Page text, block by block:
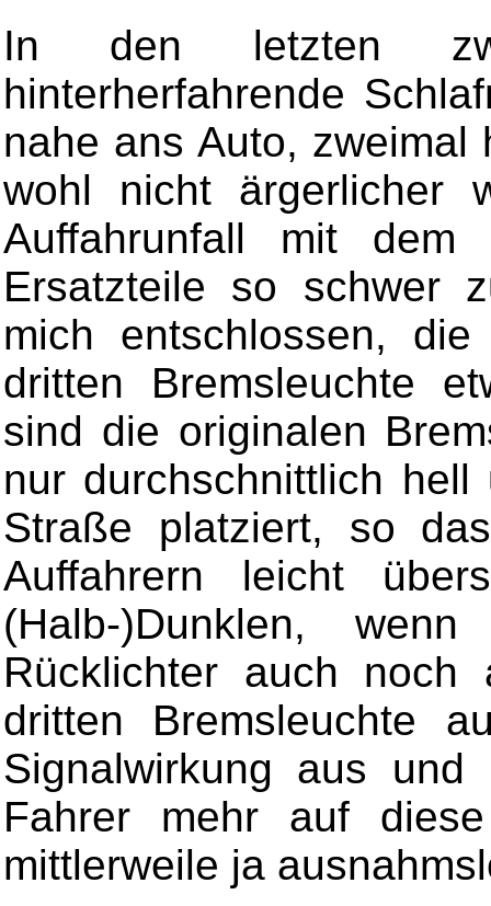
In den letzten
hinterherfahrende
nahe ans Auto,
wohl nicht ärgerlicher
Auffahrunfall mit
Ersatzteile so schwer
mich entschlossen,
dritten Bremsleuchte
sind die originalen
nur durchschnittlich
Straße platziert, so
Auffahrern leicht
(Halb-)Dunklen,
Rücklichter auch noch
dritten Bremsleuchte
Signalwirkung aus
Fahrer mehr auf
mittlerweile ja